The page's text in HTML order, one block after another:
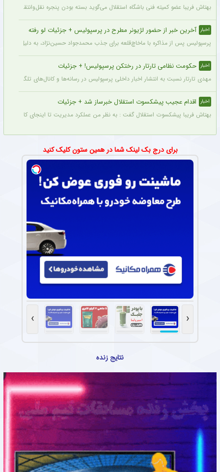
بهتاش فریبا عضو کمیته فنی باشگاه استقلال می‌گوید بسته بودن پنجره
اخبار آخرین خبر از حضور لژیونر مطرح در پرسپولیس + جزئیات لو رفته
پرسپولیس پس از مذاکره با ماخاچ‌قلعه برای جذب محمدجواد حسین‌نژاد، به دلیل رقم
اخبار حکومت نظامی تارتار در رختکن پرسپولیس! + جزئیات
مهدی تارتار نسبت به انتشار اخبار داخلی پرسپولیس در رسانه‌ها و کانال‌های تلگرامی
اخبار اقدام عجیب پیشکسوت استقلال خبرساز شد + جزئیات
بهتاش فریبا پیشکسوت استقلال گفت : به نظر من عملکرد مدیریت تا اینجای کار قابل
برای درج بک لینک شما در همین ستون کلیک کنید
‹
›
نتایج زنده